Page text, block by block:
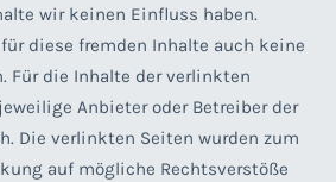
wir keinen Einfluss haben.
diese fremden Inhalte auch keine
Für die Inhalte der verlinkten
Anbieter oder Betreiber der
Die verlinkten Seiten wurden zum
auf mögliche Rechtsverstöße